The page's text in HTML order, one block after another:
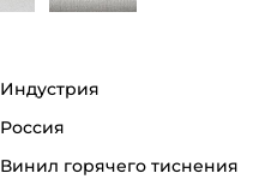
Индустрия
Россия
Винил горячего тиснения